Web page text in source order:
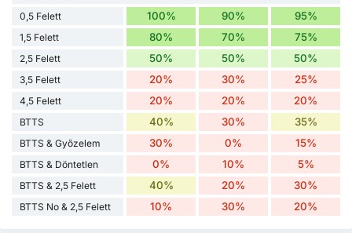
0,5 Felett
100% 90% 95%
1,5 Felett 80% 70% 75%
2,5 Felett 50% 50% 50%
3,5 Felett 20% 30% 25%
4,5 Felett 20% 20% 20%
BTTS 40% 30% 35%
BTTS & Győzelem 30% 0% 15%
BTTS & Döntetlen 0% 10% 5%
BTTS & 2,5 Felett 40% 20% 30%
BTTS No & 2,5 Felett 10% 30% 20%